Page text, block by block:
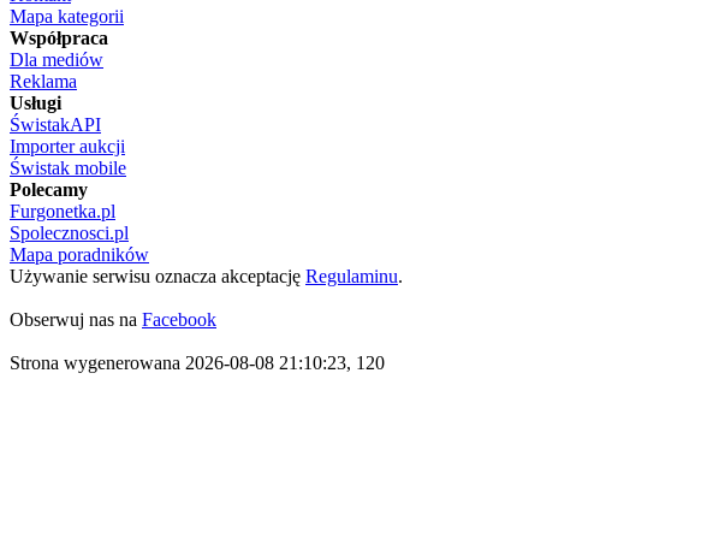
Mapa kategorii
Współpraca
Dla mediów
Reklama
Usługi
ŚwistakAPI
Importer aukcji
Świstak mobile
Polecamy
Furgonetka.pl
Spolecznosci.pl
Mapa poradników
Używanie serwisu oznacza akceptację Regulaminu.
Obserwuj nas na Facebook
Strona wygenerowana 2026-08-08 21:10:23, 120